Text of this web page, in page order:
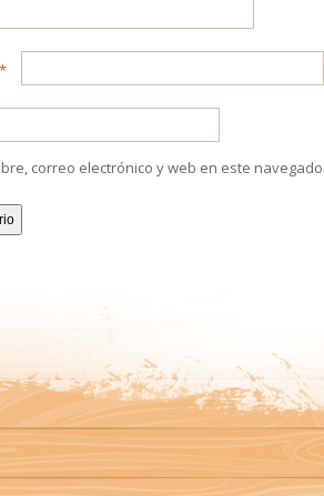
*
correo electrónico y web en este